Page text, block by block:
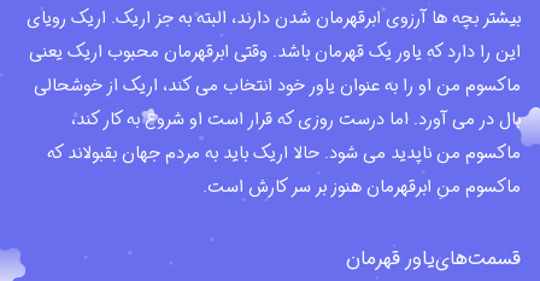
بیشتر بچه ها آرزوی ابرقهرمان شدن دارند، البته به جز اریک. اریک رویای
این را دارد که یاور یک قهرمان باشد. وقتی ابرقهرمان محبوب اریک یعنی
ماکسوم من او را به عنوان یاور خود انتخاب می کند، اریک از خوشحالی
بال در می آورد. اما درست روزی که قرار است او شروع به کار کند،
ماکسوم من ناپدید می شود. حالا اریک باید به مردم جهان بقبولاند که
ماکسوم منِ ابرقهرمان هنوز بر سر کارش است.
قسمت‌هاییاور قهرمان